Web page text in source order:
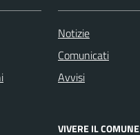
Notizie
Comunicati
Avvisi
VIVERE IL COMUNE